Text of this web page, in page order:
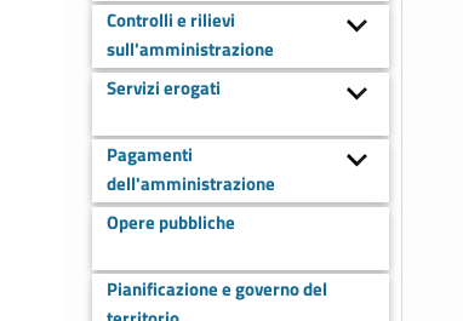
Controlli e rilievi
sull'amministrazione
Servizi erogati
Pagamenti
dell'amministrazione
Opere pubbliche
Pianificazione e governo del